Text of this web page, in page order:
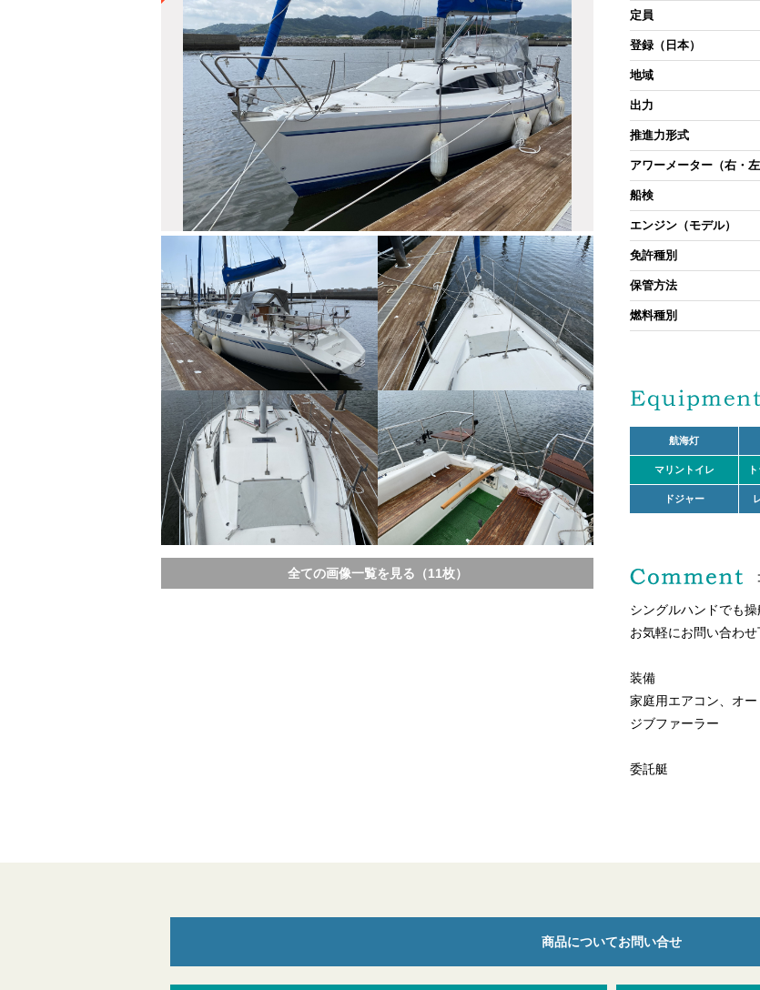
全ての画像一覧を見る（11枚）
定員
登録（日本）
地域
出力
推進力形式
アワーメーター（右・左
船検
エンジン（モデル）
免許種別
保管方法
燃料種別
航海灯
マリントイレ
ドジャー
シングルハンドでも操
お気軽にお問い合わせ
装備
家庭用エアコン、オ
ジブファーラー
委託艇
商品についてお問い合せ